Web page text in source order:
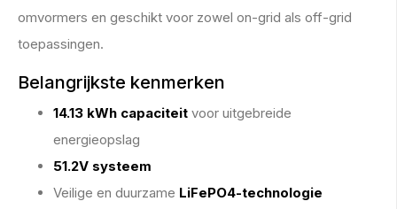
omvormers en geschikt voor zowel on-grid als off-grid
toepassingen.
Belangrijkste kenmerken
14.13 kWh capaciteit voor uitgebreide
energieopslag
51.2V systeem
Veilige en duurzame LiFePO4-technologie